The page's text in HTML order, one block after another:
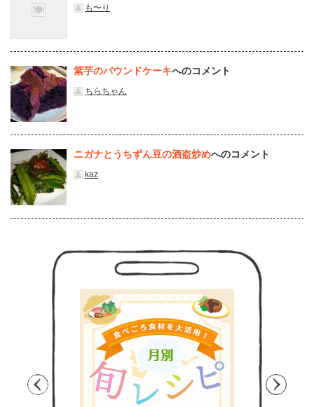
も〜り
紫芋のパウンドケーキへのコメント
ちらちゃん
ニガナとうちずん豆の酒盗炒めへのコメント
kaz